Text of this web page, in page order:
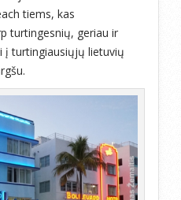
tiems, kas
turtingesnių, geriau ir
į turtingiausiųjų lietuvių